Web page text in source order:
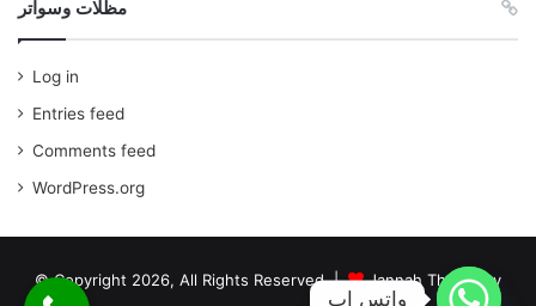
مظلات وسواتر
Log in
Entries feed
Comments feed
WordPress.org
© Copyright 2026, All Rights Reserved | Jannah Theme by
واتس اب